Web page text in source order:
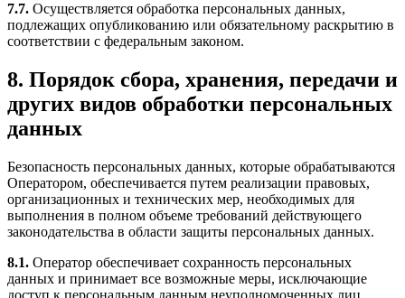
7.7. Осуществляется обработка персональных данных,
подлежащих опубликованию или обязательному раскрытию в
соответствии с федеральным законом.
8. Порядок сбора, хранения, передачи и
других видов обработки персональных
данных
Безопасность персональных данных, которые обрабатываются
Оператором, обеспечивается путем реализации правовых,
организационных и технических мер, необходимых для
выполнения в полном объеме требований действующего
законодательства в области защиты персональных данных.
8.1. Оператор обеспечивает сохранность персональных
данных и принимает все возможные меры, исключающие